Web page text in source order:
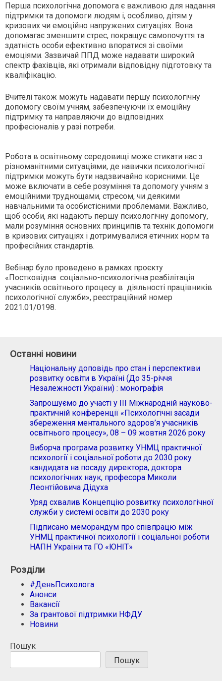
Перша психологічна допомога є важливою для надання
підтримки та допомоги людям і, особливо, дітям у
кризових чи емоційно напружених ситуаціях. Вона
допомагає зменшити стрес, покращує самопочуття та
здатність особи ефективно впоратися зі своїми
емоціями. Зазвичай ППД може надавати широкий
спектр фахівців, які отримали відповідну підготовку та
кваліфікацію.
Вчителі також можуть надавати першу психологічну
допомогу своїм учням, забезпечуючи їх емоційну
підтримку та направляючи до відповідних
професіоналів у разі потреби.
Робота в освітньому середовищі може стикати нас з
різноманітними ситуаціями, де навички психологічної
підтримки можуть бути надзвичайно корисними. Це
може включати в себе розуміння та допомогу учням з
емоційними труднощами, стресом, чи деякими
навчальними та особистісними проблемами. Важливо,
щоб особи, які надають першу психологічну допомогу,
мали розуміння основних принципів та технік допомоги
в кризових ситуаціях і дотримувалися етичних норм та
професійних стандартів.
Вебінар було проведено в рамках проєкту
«Постковідна соціально-психологічна реабілітація
учасників освітнього процесу в діяльності працівників
психологічної служби», реєстраційний номер
2021.01/0198.
Останні новини
Національну доповідь про стан і перспективи
розвитку освіти в Україні (До 35-річчя
Незалежності України) : монографія
Запрошуємо до участі у ІІІ Міжнародній науково-
практичній конференції «Психологічні засади
збереження ментального здоров’я учасників
освітнього процесу», 08 – 09 жовтня 2026 року
Виборча програма розвитку УНМЦ практичної
психології і соціальної роботи до 2030 року
кандидата на посаду директора, доктора
психологічних наук, професора Миколи
Леонтійовича Дідуха
Уряд схвалив Концепцію розвитку психологічної
служби у системі освіти до 2030 року
Підписано меморандум про співпрацю між
УНМЦ практичної психології і соціальної роботи
НАПН України та ГО «ЮНІТ»
Розділи
#ДеньПсихолога
Анонси
Вакансії
За грантової підтримки НФДУ
Новини
Пошук
Пошук